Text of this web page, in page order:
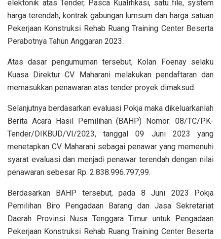
elektonik atas Tender, Pasca Kualifikasi, satu file, system
harga terendah, kontrak gabungan lumsum dan harga satuan
Pekerjaan Konstruksi Rehab Ruang Training Center Beserta
Perabotnya Tahun Anggaran 2023.
Atas dasar pengumuman tersebut, Kolan Foenay selaku
Kuasa Direktur CV Maharani melakukan pendaftaran dan
memasukkan penawaran atas tender proyek dimaksud.
Selanjutnya berdasarkan evaluasi Pokja maka dikeluarkanlah
Berita Acara Hasil Pemilihan (BAHP) Nomor: 08/TC/PK-
Tender/DIKBUD/VI/2023, tanggal 09 Juni 2023 yang
menetapkan CV Maharani sebagai penawar yang memenuhi
syarat evaluasi dan menjadi penawar terendah dengan nilai
penawaran sebesar Rp. 2.838.996.797,99.
Berdasarkan BAHP tersebut, pada 8 Juni 2023 Pokja
Pemilihan Biro Pengadaan Barang dan Jasa Sekretariat
Daerah Provinsi Nusa Tenggara Timur untuk Pengadaan
Pekerjaan Konstruksi Rehab Ruang Training Center Beserta